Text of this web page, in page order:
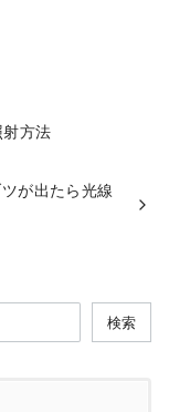
方法
が出たら光線
検索